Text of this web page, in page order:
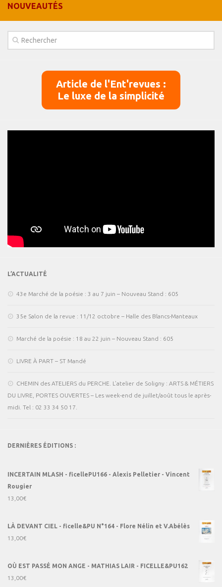
Panier
Contact
NOUVEAUTÉS
Article de l'Ent'revues :
Le luxe de la simplicité
L’ACTUALITÉ
43e Marché de la poésie : 3 au 7 juin – Nouveau Stand : 605
35e Salon de la revue : 11/12 octobre – Halle des Blancs-Manteaux
Marché de la poésie : 18 au 22 juin – Nouveau Stand : 605
LIVRE À PART – ST Mandé
CHEMIN des ATELIERS du PERCHE. L’atelier de Soligny : ARTS & MÉTIERS
DU LIVRE, PORTES OUVERTES – Les week-end de juillet/août tous le après-
midi. Tel : 02 33 34 50 17.
DERNIÈRES ÉDITIONS :
INCERTAIN MLASH - ficellePU166 - Alexis Pelletier - Vincent
Rougier
13,00€
LÀ DEVANT CIEL - ficelle&PU N°164 - Flore Nélin et V.Abélès
13,00€
OÙ EST PASSÉ MON ANGE - MATHIAS LAIR - FICELLE&PU162
13,00€